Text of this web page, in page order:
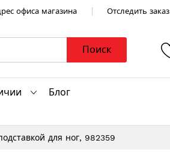
офиса магазина Отследить заказ
Поиск
Блог
для ног, 982359